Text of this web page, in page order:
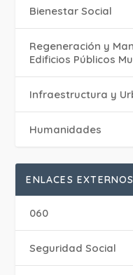
Bienestar Social
Regeneración y
Edificios Públicos
Infraestructura y
Humanidades
ENLACES EXTERNOS
060
Seguridad Social